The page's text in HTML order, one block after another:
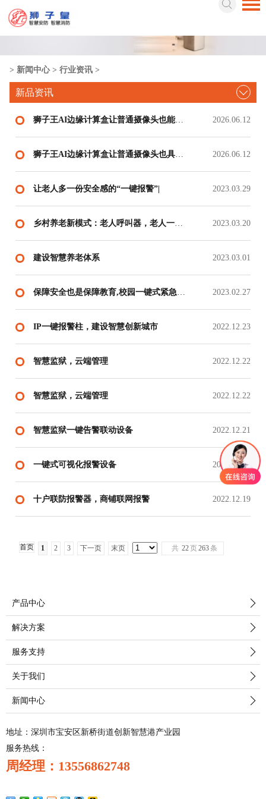
> 新闻中心> 行业资讯>
新品资讯
2026.06.12
狮子王AI边缘计算盒让普通摄像头也能识别打架报警
2026.06.12
狮子王AI边缘计算盒让普通摄像头也具有算力识
2023.03.29
让老人多一份安全感的“一键报警”|
2023.03.20
乡村养老新模式：老人呼叫器，老人一键通应急呼叫服务，乡村居家养老新模式
2023.03.01
建设智慧养老体系
2023.02.27
2022.12.23
IP一键报警柱，建设智慧创新城市
2022.12.22
智慧监狱，云端管理
2022.12.22
智慧监狱，云端管理
2022.12.21
智慧监狱一键告警联动设备
2022.12.20
一键式可视化报警设备
2022.12.19
十户联防报警器，商铺联网报警
首页 1 2 3 下一页 末页 共 22页263条
产品中心
解决方案
服务支持
关于我们
新闻中心
地址：深圳市宝安区新桥街道创新智慧港产业园
服务热线：
周经理：13556862748